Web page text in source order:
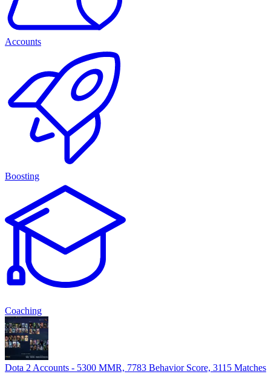
Accounts
Boosting
Coaching
Dota 2 Accounts - 5300 MMR, 7783 Behavior Score, 3115 Matches